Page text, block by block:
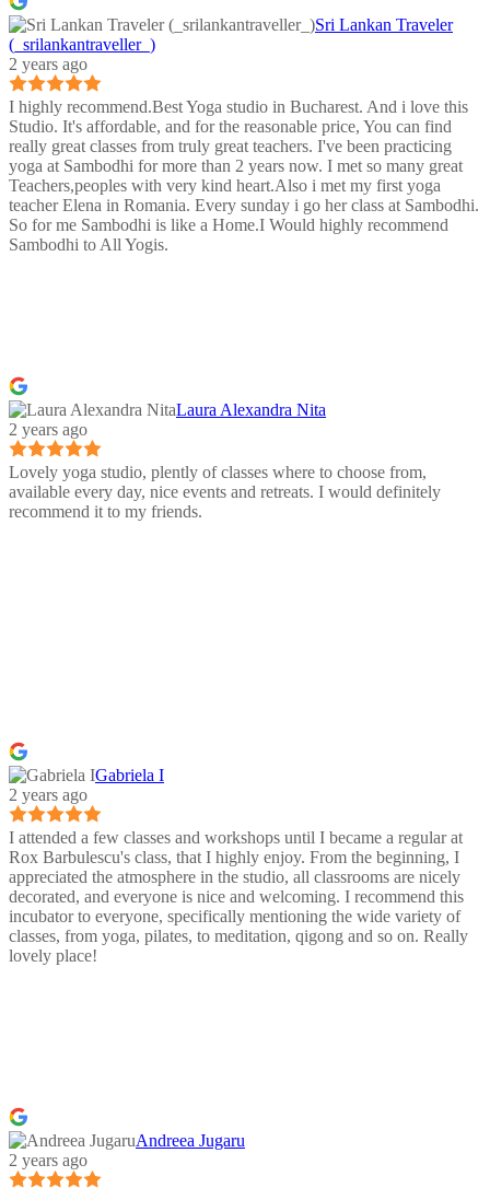
Sri Lankan Traveler
(_srilankantraveller_)
2 years ago
I highly recommend.Best Yoga studio in Bucharest. And i love this
Studio. It's affordable, and for the reasonable price, You can find
really great classes from truly great teachers. I've been practicing
yoga at Sambodhi for more than 2 years now. I met so many great
Teachers,peoples with very kind heart.Also i met my first yoga
teacher Elena in Romania. Every sunday i go her class at Sambodhi.
So for me Sambodhi is like a Home.I Would highly recommend
Sambodhi to All Yogis.
Laura Alexandra Nita
2 years ago
Lovely yoga studio, plently of classes where to choose from,
available every day, nice events and retreats. I would definitely
recommend it to my friends.
Gabriela I
2 years ago
I attended a few classes and workshops until I became a regular at
Rox Barbulescu's class, that I highly enjoy. From the beginning, I
appreciated the atmosphere in the studio, all classrooms are nicely
decorated, and everyone is nice and welcoming. I recommend this
incubator to everyone, specifically mentioning the wide variety of
classes, from yoga, pilates, to meditation, qigong and so on. Really
lovely place!
Andreea Jugaru
2 years ago